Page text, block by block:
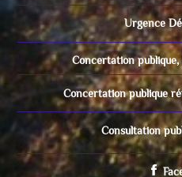
Urgence
Concertation
Concertation publique
Consultation